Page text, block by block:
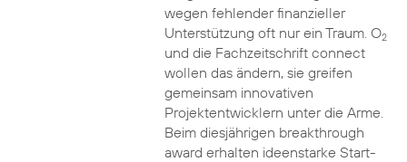
wegen fehlender finanzieller
Unterstützung oft nur ein Traum. O2
und die Fachzeitschrift connect
wollen das ändern, sie greifen
gemeinsam innovativen
Projektentwicklern unter die Arme.
Beim diesjährigen breakthrough
award erhalten ideenstarke Start-